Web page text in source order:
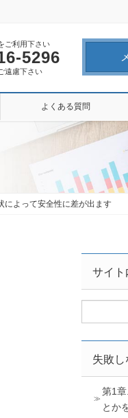
ご利用下さい
5296
遠慮下さい
よくある質問
によって安全性に差が出ます
サイト
失敗し
第1
とか